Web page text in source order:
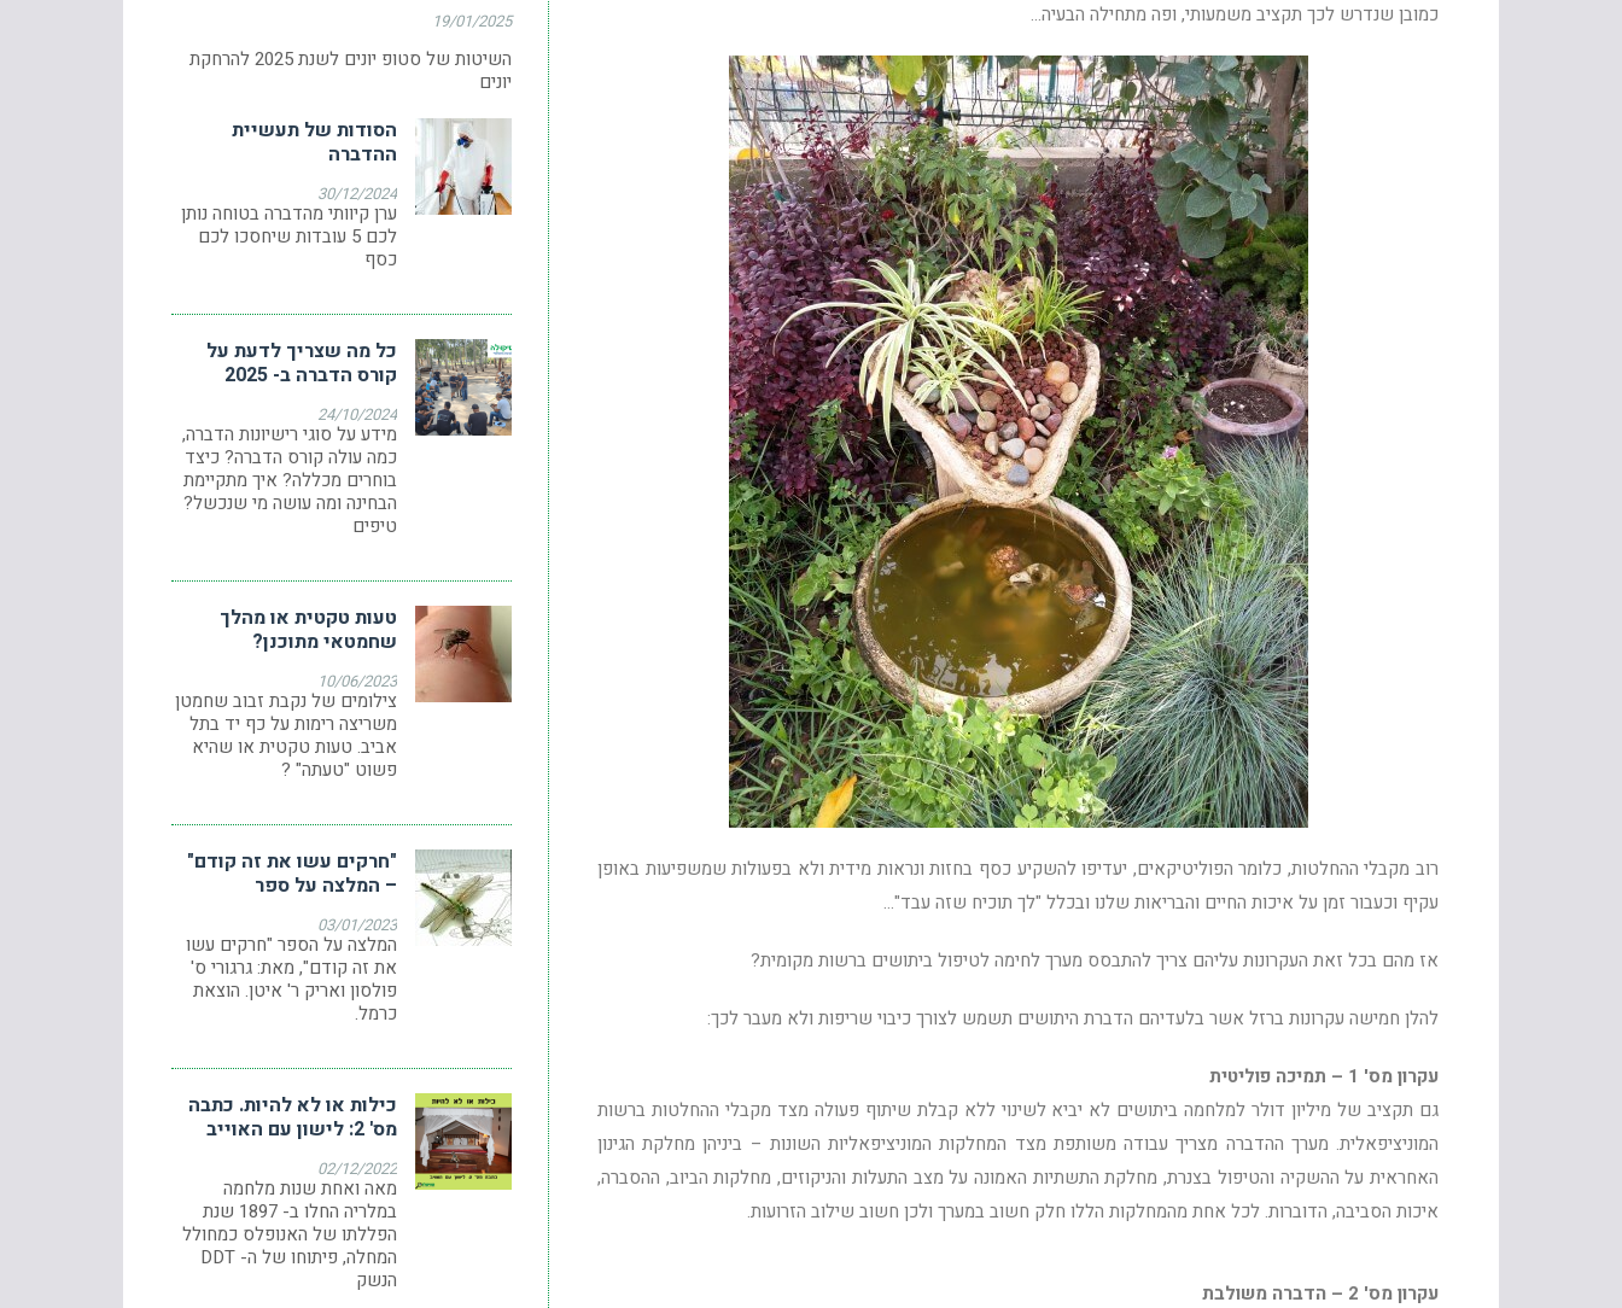
כמובן שנדרש לכך תקציב משמעותי, ופה מתחילה הבעיה…
רוב מקבלי ההחלטות, כלומר הפוליטיקאים, יעדיפו להשקיע כסף בחזות ונראות מידית ולא בפעולות שמשפיעות באופן
עקיף וכעבור זמן על איכות החיים והבריאות שלנו ובכלל "לך תוכיח שזה עבד"…
אז מהם בכל זאת העקרונות עליהם צריך להתבסס מערך לחימה לטיפול ביתושים ברשות מקומית?
להלן חמישה עקרונות ברזל אשר בלעדיהם הדברת היתושים תשמש לצורך כיבוי שריפות ולא מעבר לכך:
עקרון מס' 1 – תמיכה פוליטית
גם תקציב של מיליון דולר למלחמה ביתושים לא יביא לשינוי ללא קבלת שיתוף פעולה מצד מקבלי ההחלטות ברשות
המוניציפאלית. מערך ההדברה מצריך עבודה משותפת מצד המחלקות המוניציפאליות השונות – ביניהן מחלקת הגינון
האחראית על ההשקיה והטיפול בצנרת, מחלקת התשתיות האמונה על מצב התעלות והניקוזים, מחלקות הביוב, ההסברה,
איכות הסביבה, הדוברות. לכל אחת מהמחלקות הללו חלק חשוב במערך ולכן חשוב שילוב הזרועות.
עקרון מס' 2 – הדברה משולבת
19/01/2025
השיטות של סטופ יונים לשנת 2025 להרחקת
יונים
הסודות של תעשיית
ההדברה
30/12/2024
ערן קיוותי מהדברה בטוחה נותן
לכם 5 עובדות שיחסכו לכם
כסף
כל מה שצריך לדעת על
קורס הדברה ב- 2025
24/10/2024
מידע על סוגי רישיונות הדברה,
כמה עולה קורס הדברה? כיצד
בוחרים מכללה? איך מתקיימת
הבחינה ומה עושה מי שנכשל?
טיפים
טעות טקטית או מהלך
שחמטאי מתוכנן?
10/06/2023
צילומים של נקבת זבוב שחמטן
משריצה רימות על כף יד בתל
אביב. טעות טקטית או שהיא
פשוט "טעתה" ?
"חרקים עשו את זה קודם"
– המלצה על ספר
03/01/2023
המלצה על הספר "חרקים עשו
את זה קודם", מאת: גרגורי ס'
פולסון ואריק ר' איטן. הוצאת
כרמל.
כילות או לא להיות. כתבה
מס' 2: לישון עם האוייב
02/12/2022
מאה ואחת שנות מלחמה
במלריה החלו ב- 1897 שנת
הפללתו של האנופלס כמחולל
המחלה, פיתוחו של ה- DDT
הנשק